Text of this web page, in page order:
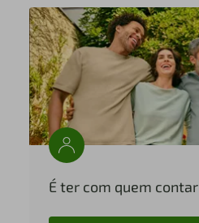
É ter com quem contar